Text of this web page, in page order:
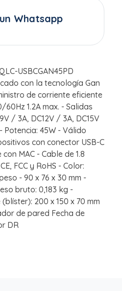
Whatsapp
USBCGAN45PD
con la tecnología Gan
de corriente eficiente
60Hz 1.2A max. - Salidas
/ 3A, DC12V / 3A, DC15V
Potencia: 45W - Válido
con conector USB-C
MAC - Cable de 1.8
FCC y RoHS - Color:
- 90 x 76 x 30 mm -
bruto: 0,183 kg -
200 x 150 x 70 mm
de pared Fecha de
DR